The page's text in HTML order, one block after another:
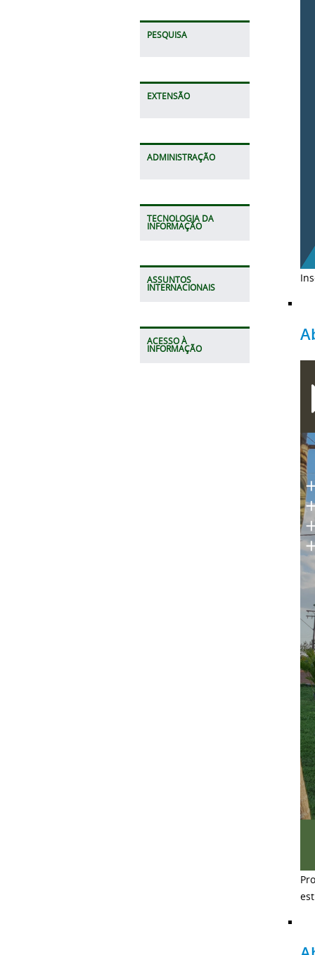
PESQUISA
EXTENSÃO
ADMINISTRAÇÃO
TECNOLOGIA DA
INFORMAÇÃO
ASSUNTOS
INTERNACIONAIS
ACESSO À
INFORMAÇÃO